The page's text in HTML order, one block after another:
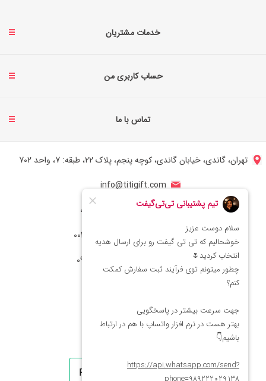
خدمات مشتریان
حساب کاربری من
تماس با ما
تهران، گاندی، خیابان گاندی، کوچه پنجم، پلاک 22، طبقه: 7، واحد 702
info@titigift.com
شماره تماس ایران: 02166066403
شماره تماس آمریکا: 0014088054942